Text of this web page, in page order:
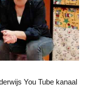
You Tube kanaal